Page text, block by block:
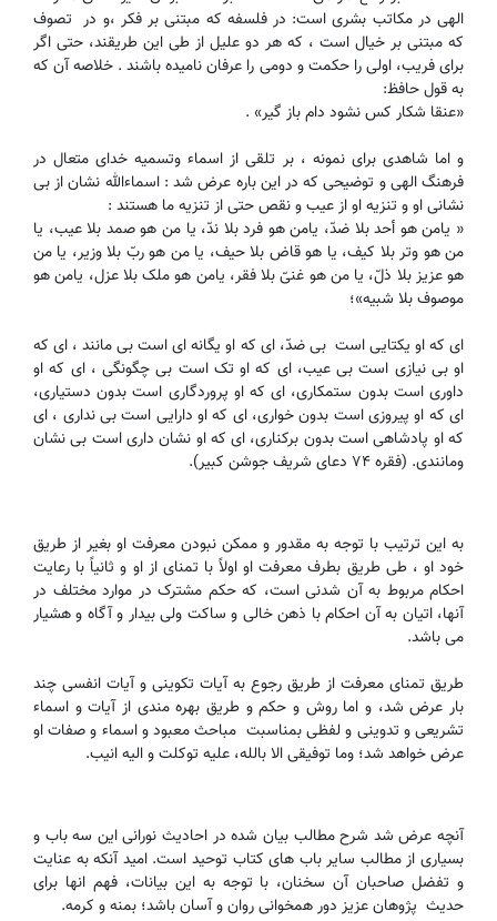
الهی در مکاتب بشری است: در فلسفه که مبتنی بر فکر ،و در تصوف
که مبتنی بر خیال است ، که هر دو علیل از طی این طریقند، حتی اگر
برای فریب، ا‌ولی را حکمت و دومی را عرفان نامیده باشند . خلاصه آن که
به قول حافظ:
«عنقا شکار کس نشود دام باز گیر» .
و اما شاهدی برای نمونه ، بر تلقی از اسماء وتسمیه خدای متعال در
فرهنگ الهی و توضیحی که در این باره عرض شد : اسماءالله نشان از بی
نشانی او و تنزیه او از عیب و نقص حتی از تنزیه ما هستند :
« یامن هو أحد بلا ضدّ، یامن هو فرد بلا ندّ، یا من هو صمد بلا عیب، یا
من هو وتر بلا کیف، یا هو قاض بلا حیف، یا من هو ربّ بلا وزیر، یا من
هو عزیز بلا ذلّ، یا من هو غنیّ بلا فقر، یامن هو ملک بلا عزل، یامن هو
موصوف بلا شبیه»؛
ای که او یکتایی است بی ضدّ، ای که او یگانه ای است بی مانند ، ای که
او بی نیازی است بی عیب، ای که او تک است بی چگونگی ، ای که او
داوری است بدون ستمکاری، ای که او پروردگاری است بدون دستیاری،
ای که او پیروزی است بدون خواری، ای که او دارایی است بی نداری ، ای
که او پادشاهی است بدون برکناری، ای که او نشان داری است بی نشان
ومانندی. (فقره ۷۴ دعای شریف جوشن کبیر).
به این ترتیب با توجه به مقدور و ممکن نبودن معرفت او بغیر از طریق
خود او ، طی طریق بطرف معرفت او اولاً با تمنای از او و ثانیاً با رعایت
احکام مربوط به آن شدنی است، که حکم مشترک در موارد مختلف در
آنها، اتیان به آن احکام با ذهن خالی و ساکت ولی بیدار و آگاه و هشیار
می باشد.
طریق تمنای معرفت از طریق رجوع به آیات تکوینی و آیات انفسی چند
بار عرض شد، و اما روش و حکم و طریق بهره مندی از آیات و اسماء
تشریعی و تدوینی و لفظی بمناسبت مباحث معبود و اسماء و صفات او
عرض خواهد شد؛ وما توفیقی الا بالله، علیه توکلت و الیه انیب.
آنچه عرض شد شرح مطالب بیان شده در احادیث نورانی این سه باب و
بسیاری از مطالب سایر باب های کتاب توحید است. امید آنکه به عنایت
و تفضل صاحبان آن سخنان، با توجه به این بیانات، فهم انها برای
حدیث پژوهان عزیز دور همخوانی روان و آسان باشد؛ بمنه و کرمه.